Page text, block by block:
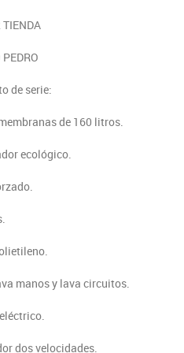
de serie:
de 160 litros.
ecológico.
manos y lava circuitos.
dos velocidades.